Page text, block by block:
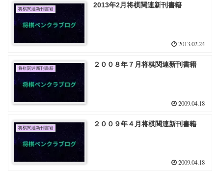
将棋関連新刊書籍 2013年2月将棋関連新刊書籍
2013.02.24
将棋関連新刊書籍 ２００８年７月将棋関連新刊書籍
2009.04.18
将棋関連新刊書籍 ２００９年４月将棋関連新刊書籍
2009.04.18